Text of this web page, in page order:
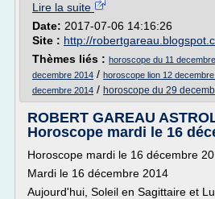
Lire la suite
Date: 2017-07-06 14:16:26
Site : http://
Thèmes liés : horoscope du 11 decembre
decembre 2014 / horoscope lion 12
decembre 2014 / horoscope du 29
ROBERT GAREAU
Horoscope mardi le 16
Horoscope mardi le 16 décembre
Mardi le 16 décembre 2014
Aujourd'hui, Soleil en Sagittaire et